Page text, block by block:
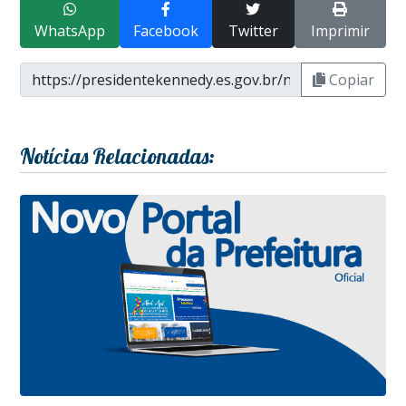
WhatsApp Facebook Twitter Imprimir
Copiar
Notícias Relacionadas: